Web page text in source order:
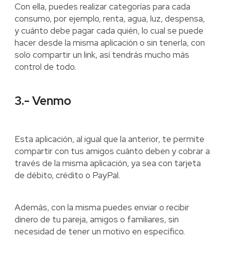
Con ella, puedes realizar categorías para cada
consumo, por ejemplo, renta, agua, luz, despensa,
y cuánto debe pagar cada quién, lo cual se puede
hacer desde la misma aplicación o sin tenerla, con
solo compartir un link, así tendrás mucho más
control de todo.
3.- Venmo
Esta aplicación, al igual que la anterior, te permite
compartir con tus amigos cuánto deben y cobrar a
través de la misma aplicación, ya sea con tarjeta
de débito, crédito o PayPal.
Además, con la misma puedes enviar o recibir
dinero de tu pareja, amigos o familiares, sin
necesidad de tener un motivo en específico.